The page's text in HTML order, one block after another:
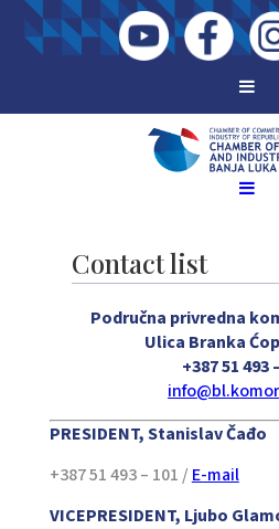
Contact list
Područna privredna
Ulica Branka
+387 51 493
PRESIDENT, Stanislav Čađo
+387 51 493 – 101 / E-mail
VICEPRESIDENT, Ljubo